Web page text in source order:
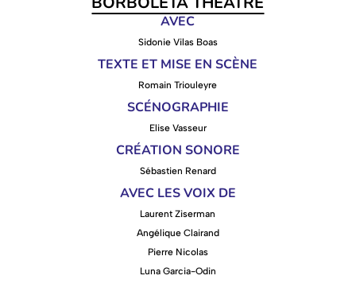
AVEC
Sidonie Vilas Boas
TEXTE ET MISE EN SCÈNE
Romain Triouleyre
SCÉNOGRAPHIE
Elise Vasseur
CRÉATION SONORE
Sébastien Renard
AVEC LES VOIX DE
Laurent Ziserman
Angélique Clairand
Pierre Nicolas
Luna Garcia-Odin